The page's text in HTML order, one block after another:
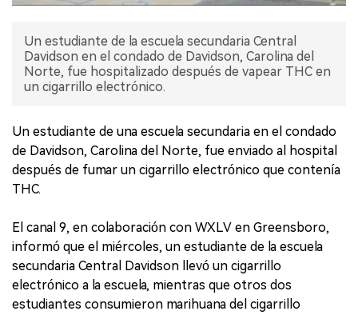
Un estudiante de la escuela secundaria Central
Davidson en el condado de Davidson, Carolina del
Norte, fue hospitalizado después de vapear THC en
un cigarrillo electrónico.
Un estudiante de una escuela secundaria en el condado
de Davidson, Carolina del Norte, fue enviado al hospital
después de fumar un cigarrillo electrónico que contenía
THC.
El canal 9, en colaboración con WXLV en Greensboro,
informó que el miércoles, un estudiante de la escuela
secundaria Central Davidson llevó un cigarrillo
electrónico a la escuela, mientras que otros dos
estudiantes consumieron marihuana del cigarrillo